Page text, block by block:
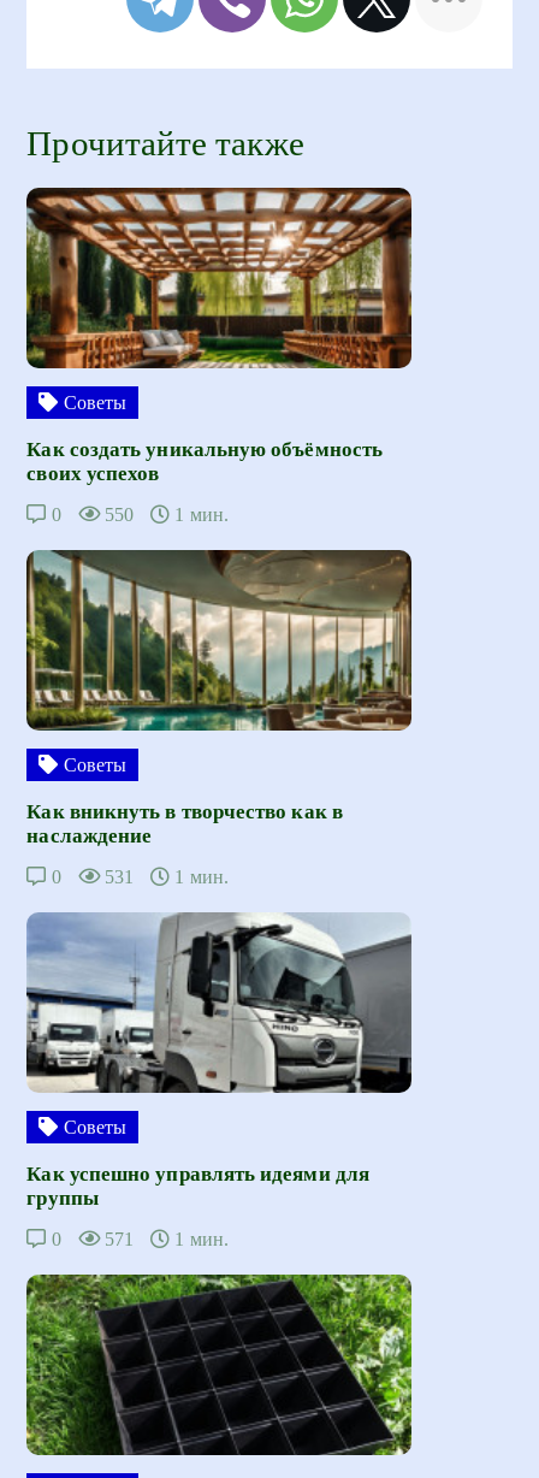
Прочитайте также
Советы
Как создать уникальную объёмность
своих успехов
0 550 1 мин.
Советы
Как вникнуть в творчество как в
наслаждение
0 531 1 мин.
Советы
Как успешно управлять идеями для
группы
0 571 1 мин.